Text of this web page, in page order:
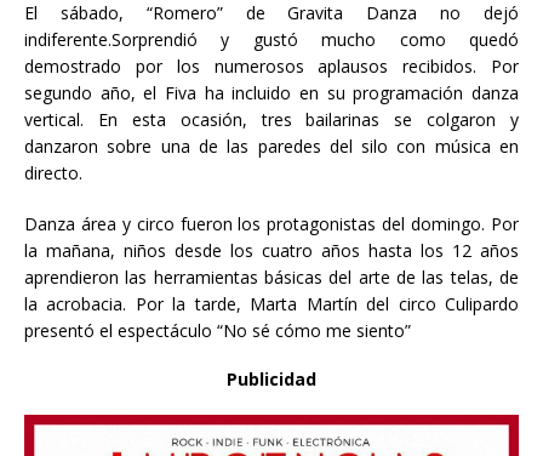
El sábado, “Romero” de Gravita Danza no dejó
indiferente.Sorprendió y gustó mucho como quedó
demostrado por los numerosos aplausos recibidos. Por
segundo año, el Fiva ha incluido en su programación danza
vertical. En esta ocasión, tres bailarinas se colgaron y
danzaron sobre una de las paredes del silo con música en
directo.
Danza área y circo fueron los protagonistas del domingo. Por
la mañana, niños desde los cuatro años hasta los 12 años
aprendieron las herramientas básicas del arte de las telas, de
la acrobacia. Por la tarde, Marta Martín del circo Culipardo
presentó el espectáculo “No sé cómo me siento”
Publicidad